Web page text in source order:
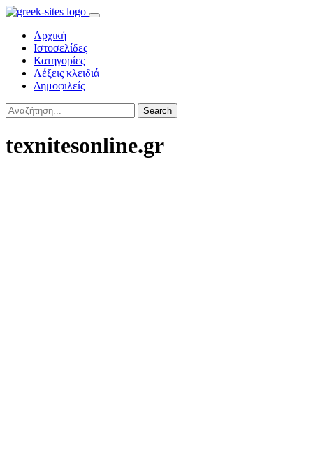
Αρχική
Ιστοσελίδες
Κατηγορίες
Λέξεις κλειδιά
Δημοφιλείς
Search
texnitesonline.gr